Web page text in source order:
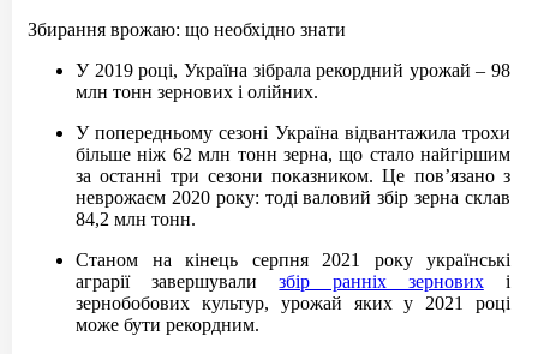
Збирання врожаю: що необхідно знати
У 2019 році, Україна зібрала рекордний урожай – 98
млн тонн зернових і олійних.
У попередньому сезоні Україна відвантажила трохи
більше ніж 62 млн тонн зерна, що стало найгіршим
за останні три сезони показником. Це пов’язано з
неврожаєм 2020 року: тоді валовий збір зерна склав
84,2 млн тонн.
Станом на кінець серпня 2021 року українські
аграрії завершувализбір ранніх зерновихі
зернобобових культур, урожай яких у 2021 році
може бути рекордним.